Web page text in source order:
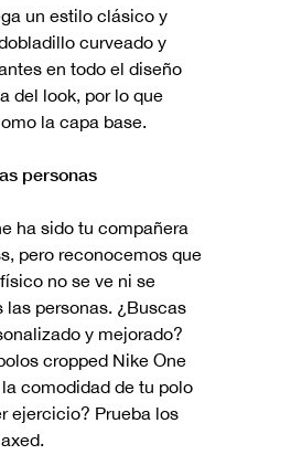
un estilo clásico y
curveado y
en todo el diseño
del look, por lo que
la capa base.
personas
ha sido tu compañera
pero reconocemos que
no se ve ni se
las personas. ¿Buscas
y mejorado?
cropped Nike One
comodidad de tu polo
ejercicio? Prueba los